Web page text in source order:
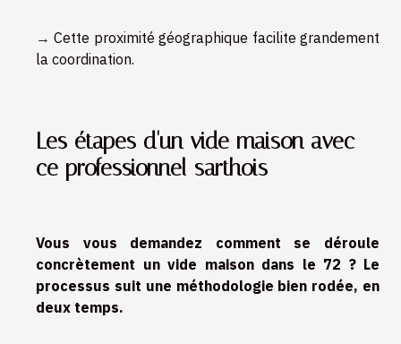
→ Cette proximité géographique facilite grandement
la coordination.
Les étapes d'un vide maison avec
ce professionnel sarthois
Vous vous demandez comment se déroule
concrètement un vide maison dans le 72 ? Le
processus suit une méthodologie bien rodée, en
deux temps.